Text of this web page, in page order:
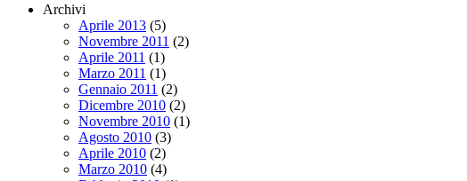
Archivi
Aprile 2013 (5)
Novembre 2011 (2)
Aprile 2011 (1)
Marzo 2011 (1)
Gennaio 2011 (2)
Dicembre 2010 (2)
Novembre 2010 (1)
Agosto 2010 (3)
Aprile 2010 (2)
Marzo 2010 (4)